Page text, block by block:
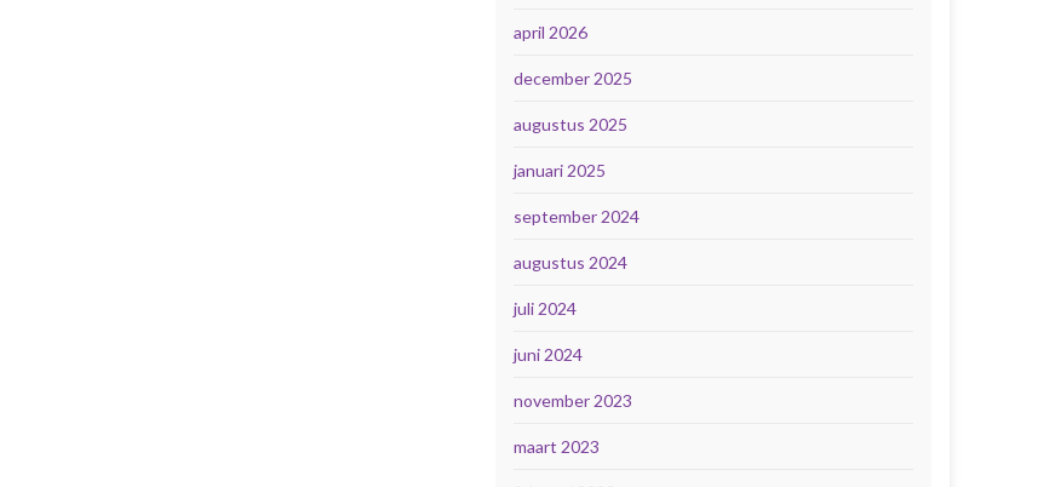
april 2026
december 2025
augustus 2025
januari 2025
september 2024
augustus 2024
juli 2024
juni 2024
november 2023
maart 2023